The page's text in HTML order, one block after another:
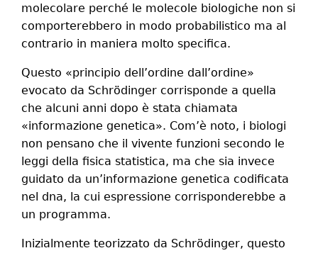
molecolare perché le molecole biologiche non si
comporterebbero in modo probabilistico ma al
contrario in maniera molto specifica.
Questo «principio dell’ordine dall’ordine»
evocato da Schrödinger corrisponde a quella
che alcuni anni dopo è stata chiamata
«informazione genetica». Com’è noto, i biologi
non pensano che il vivente funzioni secondo le
leggi della fisica statistica, ma che sia invece
guidato da un’informazione genetica codificata
nel dna, la cui espressione corrisponderebbe a
un programma.
Inizialmente teorizzato da Schrödinger, questo